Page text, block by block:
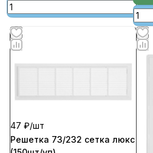
47 ₽/шт
Решетка 73/232 сетка люкс